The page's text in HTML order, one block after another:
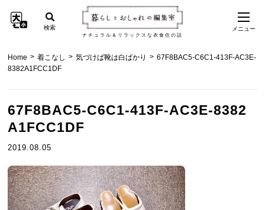
ナチュラル＆リラックスな衣食住の話
検索 メニュー
Home > 着こなし > 気づけば靴は白ばかり > 67F8BAC5-C6C1-413F-AC3E-
8382A1FCC1DF
67F8BAC5-C6C1-413F-AC3E-8382
A1FCC1DF
2019.08.05